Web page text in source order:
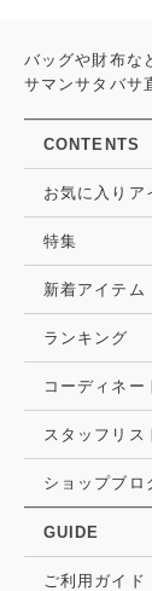
バッグや財布な
サマンサタバサ
CONTENTS
お気に入りア
特集
新着アイテム
ランキング
コーディネー
スタッフリス
ショップブロ
GUIDE
ご利用ガイド